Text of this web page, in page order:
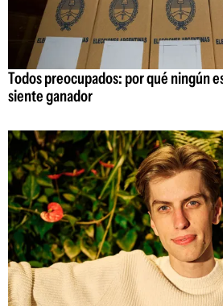
Todos preocupados: por qué ningún
siente ganador